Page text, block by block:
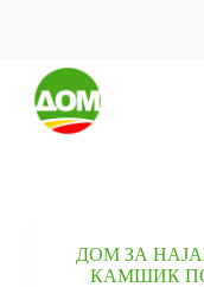
ДОМ ЗА
КАМШИК